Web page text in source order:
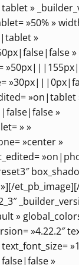
»
»50% »
»
»
»on|tablet
»
» »
»center »
»
»4.22.2″
»